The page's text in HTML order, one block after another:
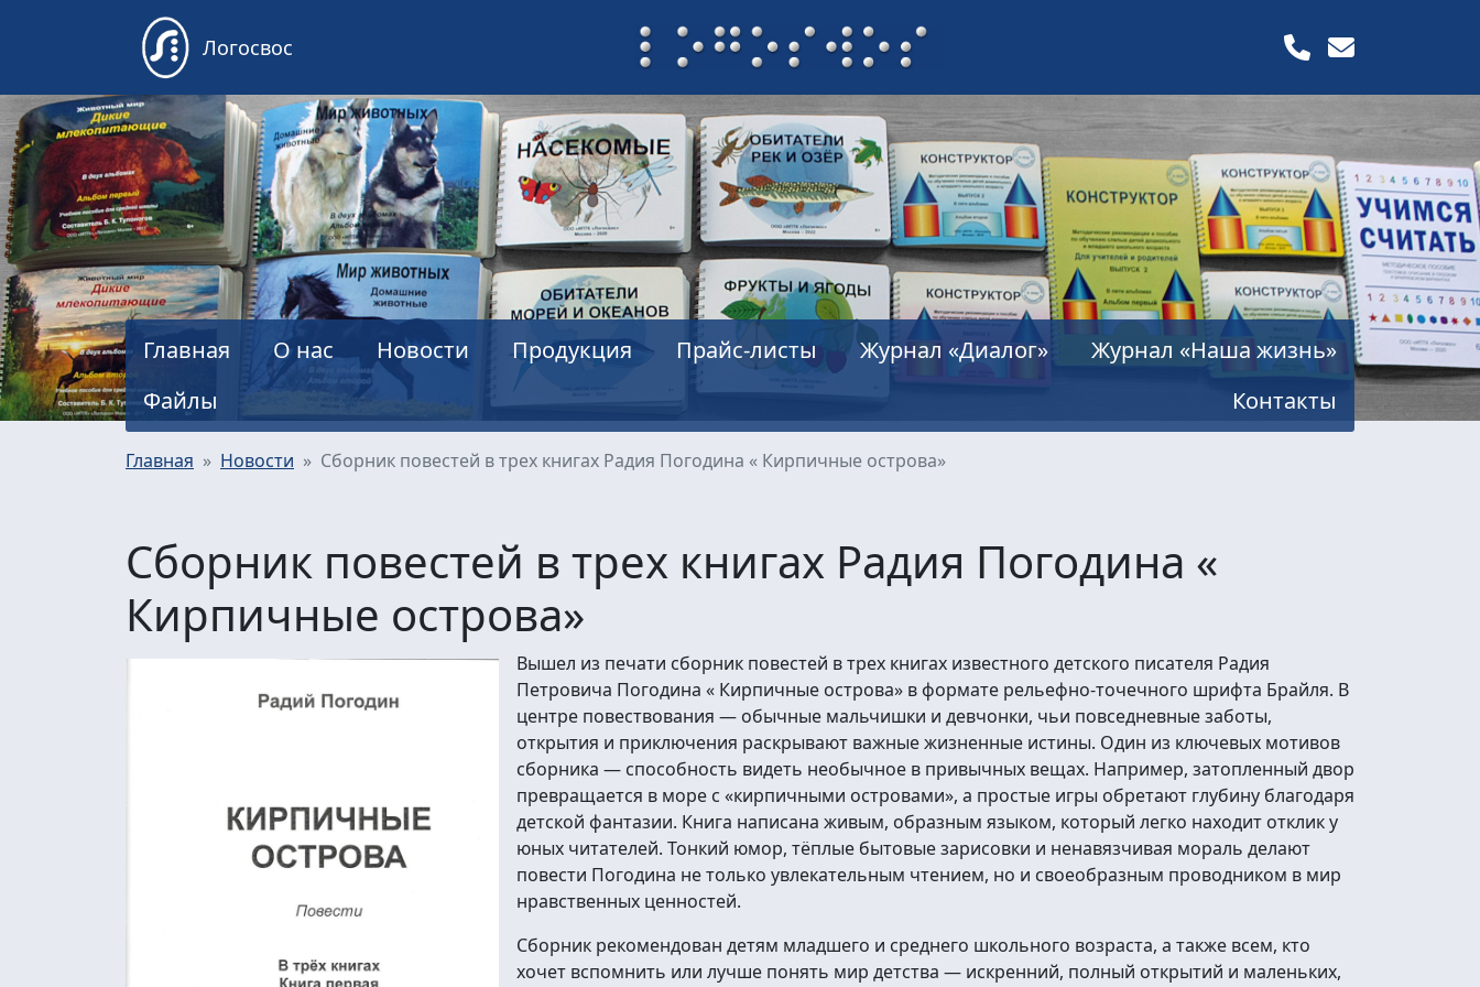
Логосвос
Главная О нас Новости Продукция Прайс-листы Журнал «Диалог»
Журнал «Наша жизнь»
Файлы
Контакты
Главная Новости Сборник повестей в трех книгах Радия Погодина « Кирпичные острова»
Сборник повестей в трех книгах Радия Погодина «
Кирпичные острова»
Вышел из печати сборник повестей в трех книгах известного детского писателя Радия
Петровича Погодина « Кирпичные острова» в формате рельефно-точечного шрифта Брайля. В
центре повествования — обычные мальчишки и девчонки, чьи повседневные заботы,
открытия и приключения раскрывают важные жизненные истины. Один из ключевых мотивов
сборника — способность видеть необычное в привычных вещах. Например, затопленный двор
превращается в море с «кирпичными островами», а простые игры обретают глубину благодаря
детской фантазии. Книга написана живым, образным языком, который легко находит отклик у
юных читателей. Тонкий юмор, тёплые бытовые зарисовки и ненавязчивая мораль делают
повести Погодина не только увлекательным чтением, но и своеобразным проводником в мир
нравственных ценностей.
Сборник рекомендован детям младшего и среднего школьного возраста, а также всем, кто
хочет вспомнить или лучше понять мир детства — искренний, полный открытий и маленьких,